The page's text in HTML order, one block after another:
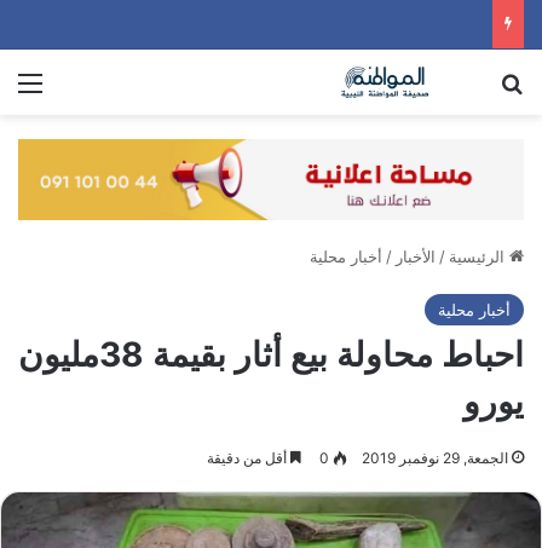
الرئيسية / الأخبار / أخبار محلية
أخبار محلية
احباط محاولة بيع أثار بقيمة 38مليون
يورو
الجمعة, 29 نوفمبر 2019 0 أقل من دقيقة